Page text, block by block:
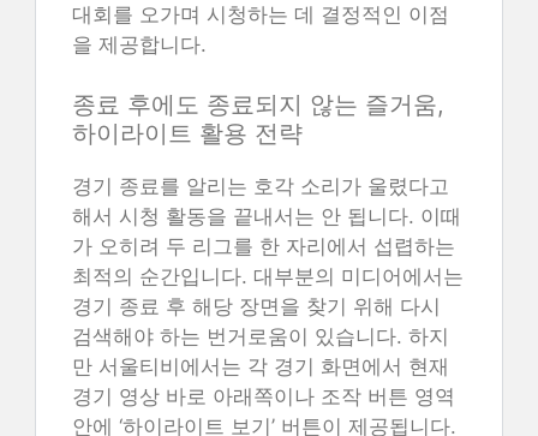
대회를 오가며 시청하는 데 결정적인 이점
을 제공합니다.
종료 후에도 종료되지 않는 즐거움,
하이라이트 활용 전략
경기 종료를 알리는 호각 소리가 울렸다고
해서 시청 활동을 끝내서는 안 됩니다. 이때
가 오히려 두 리그를 한 자리에서 섭렵하는
최적의 순간입니다. 대부분의 미디어에서는
경기 종료 후 해당 장면을 찾기 위해 다시
검색해야 하는 번거로움이 있습니다. 하지
만 서울티비에서는 각 경기 화면에서 현재
경기 영상 바로 아래쪽이나 조작 버튼 영역
안에 ‘하이라이트 보기’ 버튼이 제공됩니다.